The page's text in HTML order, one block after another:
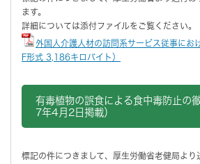
ます。
詳細については添付ファイルをご覧ください。
外国人介護人材の訪問系サービス従事にお
F形式 3,186キロバイト）
有毒植物の誤食による食中毒防止の
7年4月2日掲載）
標記の件につきまして、厚生労働省老健局より